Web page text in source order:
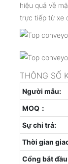
hiệu quả về
trực tiếp từ xe
THÔNG SỐ
Người mẫu:
MOQ：
Sự chi trả:
Thời gian
Cổng bắt